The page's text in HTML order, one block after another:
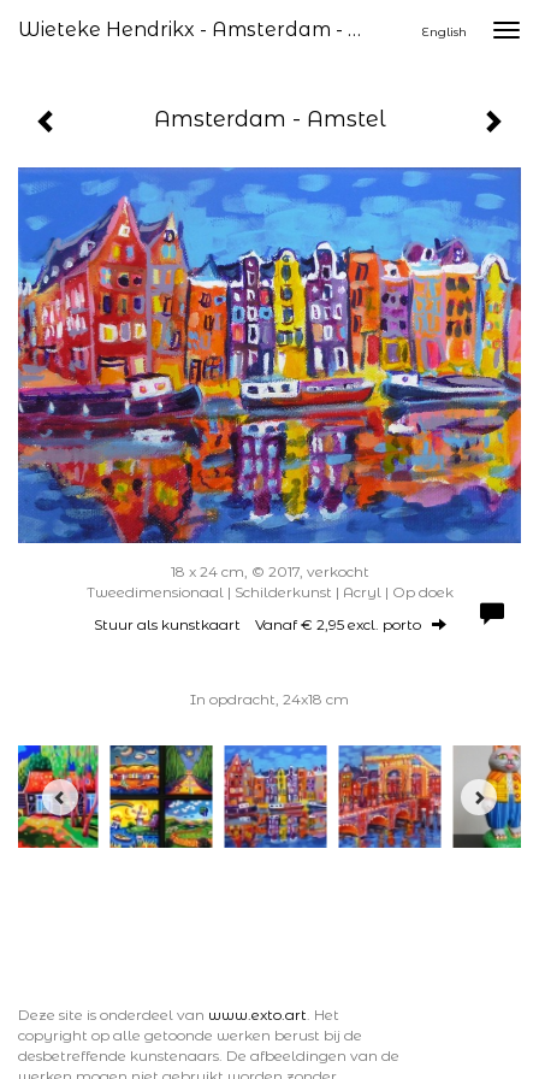
Wieteke Hendrikx - Amsterdam - Amstel English
Amsterdam - Amstel
18 x 24 cm, © 2017, verkocht
Tweedimensionaal | Schilderkunst | Acryl | Op doek
Stuur als kunstkaart Vanaf € 2,95 excl. porto
In opdracht, 24x18 cm
Deze site is onderdeel van www.exto.art. Het
copyright op alle getoonde werken berust bij de
desbetreffende kunstenaars. De afbeeldingen van de